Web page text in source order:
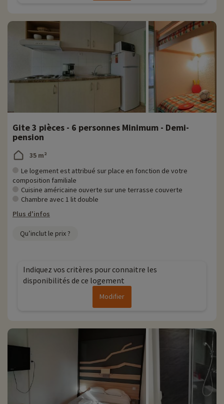
Gite 3 pièces - 6 personnes Minimum - Demi-
pension
35 m²
Le logement est attribué sur place en fonction de votre
composition familiale
Cuisine américaine ouverte sur une terrasse couverte
Chambre avec 1 lit double
Plus d'infos
Qu’inclut le prix ?
Indiquez vos critères pour connaitre les
disponibilités de ce logement
Modifier